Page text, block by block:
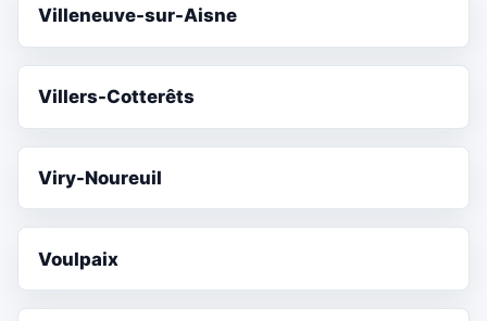
Villeneuve-sur-Aisne
Villers-Cotterêts
Viry-Noureuil
Voulpaix